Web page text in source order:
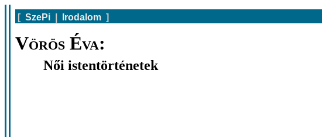
[ SzePi Irodalom ]
Vörös Éva:
Női istentörténetek